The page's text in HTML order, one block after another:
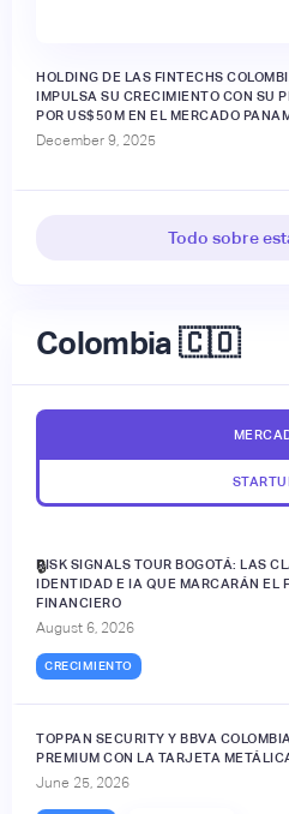
HOLDING DE LAS FINTECHS
IMPULSA SU CRECIMIENTO CON SU
POR US$50M EN EL MERCADO
December 9, 2025
Todo sobre
Colombia 🇨🇴
RISK SIGNALS TOUR BOGOTÁ: LAS
IDENTIDAD E IA QUE MARCARÁN EL
FINANCIERO
August 6, 2026
CRECIMIENTO
🔒
TOPPAN SECURITY Y BBVA
PREMIUM CON LA TARJETA
June 25, 2026